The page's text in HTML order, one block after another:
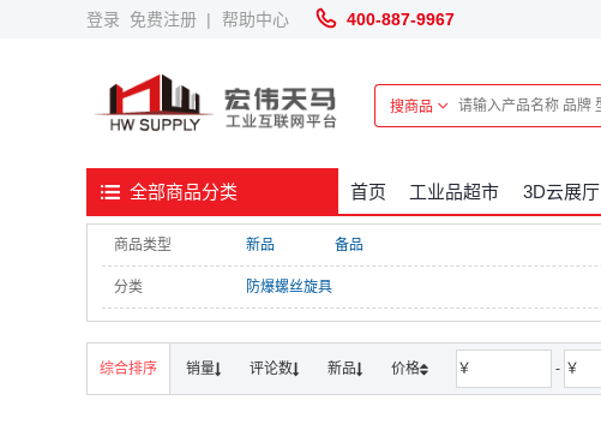
登录 免费注册 | 帮助中心 400-887-9967
搜商品
全部商品分类 首页 工业品超市 3D云展厅
商品类型 新品 备品
分类 防爆螺丝旋具
综合排序 销量 评论数 新品 价格 ￥ - ￥